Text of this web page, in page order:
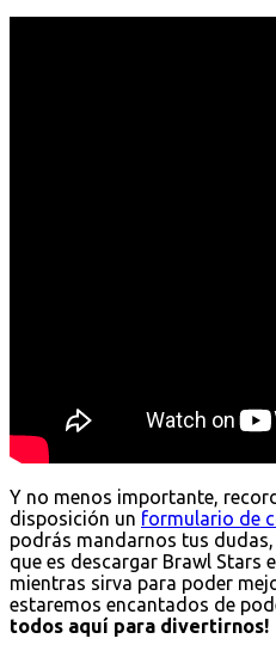
Y no menos importante,
disposición un formulario de
podrás mandarnos tus
que es descargar Brawl Stars
mientras sirva para poder
estaremos encantados de
todos aquí para divertirnos!